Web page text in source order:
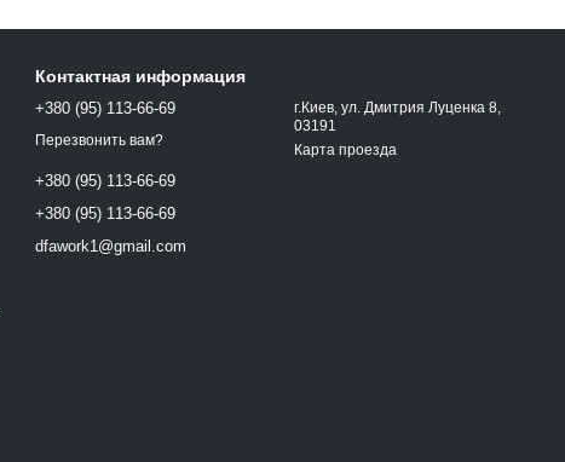
Контактная информация
+380 (95) 113-66-69
Перезвонить вам?
+380 (95) 113-66-69
+380 (95) 113-66-69
dfawork1@gmail.com
г.Киев, ул. Дмитрия Луценка 8,
03191
Карта проезда